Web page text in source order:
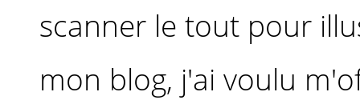
scanner le tout pour
mon blog, j'ai voulu